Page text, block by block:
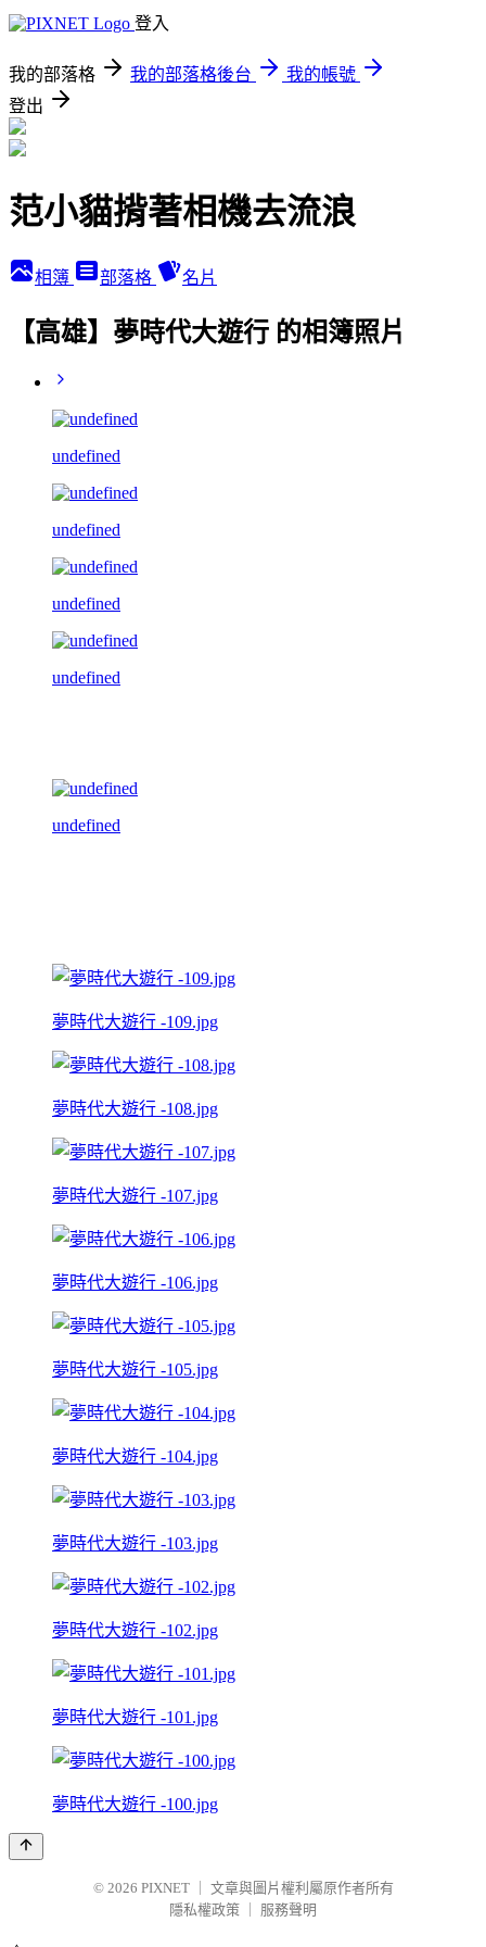
登入
我的部落格 我的部落格後台
我的帳號
登出
范小貓揹著相機去流浪
相簿 部落格 名片
【高雄】夢時代大遊行 的相簿照片
undefined
undefined
undefined
undefined
undefined
夢時代大遊行 -109.jpg
夢時代大遊行 -108.jpg
夢時代大遊行 -107.jpg
夢時代大遊行 -106.jpg
夢時代大遊行 -105.jpg
夢時代大遊行 -104.jpg
夢時代大遊行 -103.jpg
夢時代大遊行 -102.jpg
夢時代大遊行 -101.jpg
夢時代大遊行 -100.jpg
© 2026 PIXNET
文章與圖片權利屬原作者所有
隱私權政策
服務聲明